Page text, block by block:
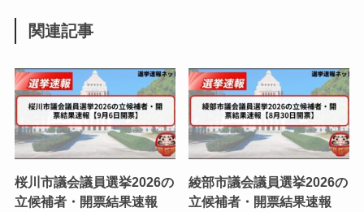
関連記事
桜川市議会議員選挙2026の
立候補者・開票結果速報
綾部市議会議員選挙2026の
立候補者・開票結果速報